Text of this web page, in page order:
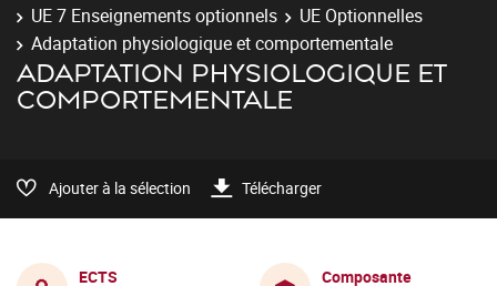
UE 7 Enseignements optionnels
UE Optionnelles
Adaptation physiologique et comportementale
ADAPTATION PHYSIOLOGIQUE ET
COMPORTEMENTALE
Ajouter à la sélection Télécharger
ECTS
Composante